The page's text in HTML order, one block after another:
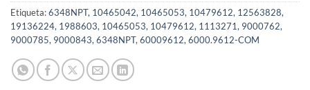
Etiqueta:6348NPT, 10465042, 10465053, 10479612, 12563828,
19136224, 1988603, 10465053, 10479612, 1113271, 9000762,
9000785, 9000843, 6348NPT, 60009612, 6000.9612-COM